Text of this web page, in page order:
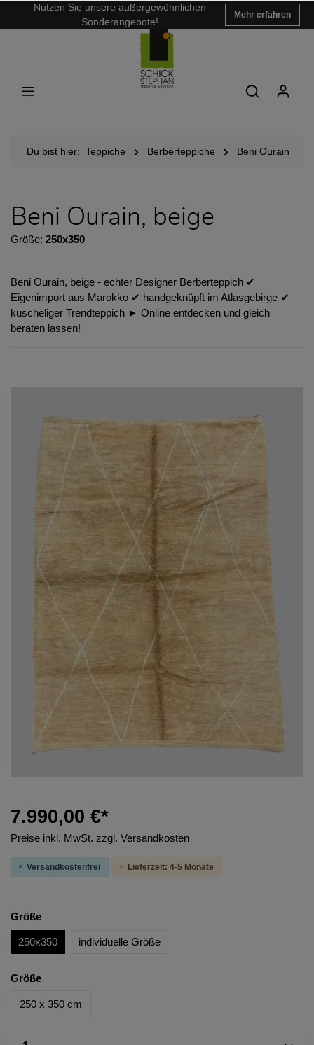
Nutzen Sie unsere außergewöhnlichen
Sonderangebote!
Mehr erfahren
Du bist hier: Teppiche Berberteppiche Beni Ourain
Beni Ourain, beige
Größe: 250x350
Beni Ourain, beige - echter Designer Berberteppich ✔︎
Eigenimport aus Marokko ✔︎ handgeknüpft im Atlasgebirge ✔︎
kuscheliger Trendteppich ► Online entdecken und gleich
beraten lassen!
7.990,00 €*
Preise inkl. MwSt. zzgl. Versandkosten
Versandkostenfrei Lieferzeit: 4-5 Monate
Größe
250x350 individuelle Größe
Größe
250 x 350 cm